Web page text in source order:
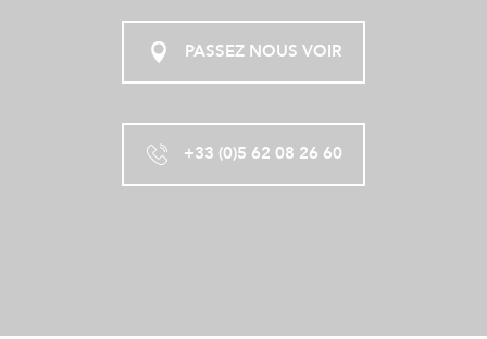
PASSEZ NOUS VOIR
+33 (0)5 62 08 26 60